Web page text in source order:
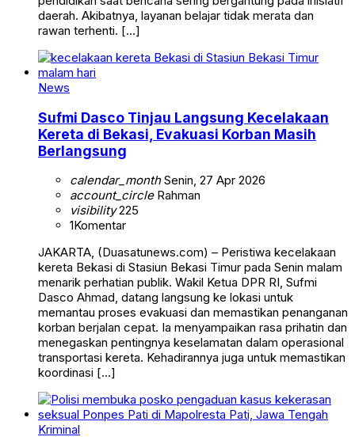
daerah. Akibatnya, layanan belajar tidak merata dan
rawan terhenti. […]
News
Sufmi Dasco Tinjau Langsung Kecelakaan
Kereta di Bekasi, Evakuasi Korban Masih
Berlangsung
calendar_monthSenin, 27 Apr 2026
account_circleRahman
visibility225
1Komentar
JAKARTA, (Duasatunews.com) – Peristiwa kecelakaan
kereta Bekasi di Stasiun Bekasi Timur pada Senin malam
menarik perhatian publik. Wakil Ketua DPR RI, Sufmi
Dasco Ahmad, datang langsung ke lokasi untuk
memantau proses evakuasi dan memastikan penanganan
korban berjalan cepat. Ia menyampaikan rasa prihatin dan
menegaskan pentingnya keselamatan dalam operasional
transportasi kereta. Kehadirannya juga untuk memastikan
koordinasi […]
Kriminal